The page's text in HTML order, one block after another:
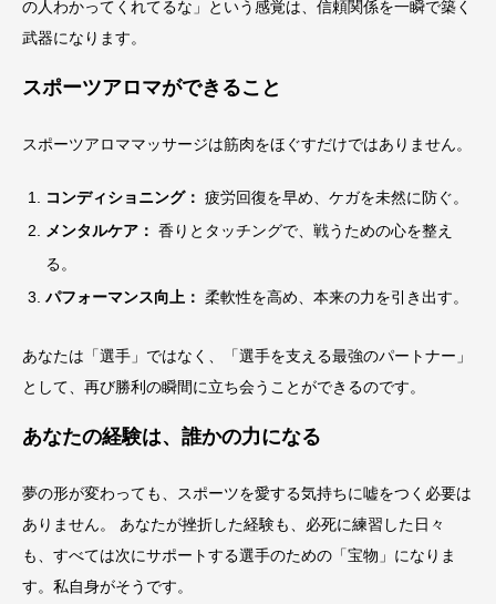
の人わかってくれてるな」という感覚は、信頼関係を一瞬で築く
武器になります。
スポーツアロマができること
スポーツアロママッサージは筋肉をほぐすだけではありません。
コンディショニング： 疲労回復を早め、ケガを未然に防ぐ。
メンタルケア： 香りとタッチングで、戦うための心を整え
る。
パフォーマンス向上： 柔軟性を高め、本来の力を引き出す。
あなたは「選手」ではなく、「選手を支える最強のパートナー」
として、再び勝利の瞬間に立ち会うことができるのです。
あなたの経験は、誰かの力になる
夢の形が変わっても、スポーツを愛する気持ちに嘘をつく必要は
ありません。 あなたが挫折した経験も、必死に練習した日々
も、すべては次にサポートする選手のための「宝物」になりま
す。私自身がそうです。